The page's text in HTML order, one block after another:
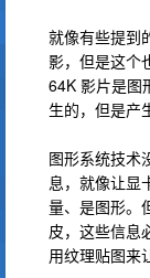
就像有些提到
影，但是这个
64K 影片是图
生的，但是产
图形系统技术
息，就像让显
量、是图形。
皮，这些信息
用纹理贴图来